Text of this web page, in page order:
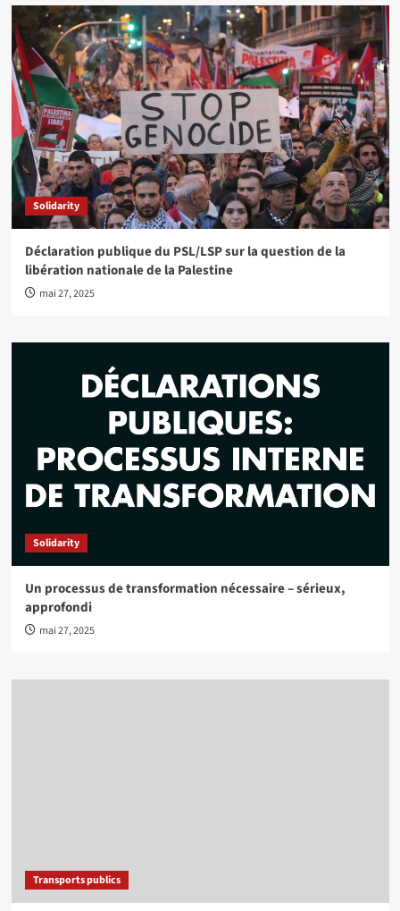
Solidarity
Déclaration publique du PSL/LSP sur la question de la
libération nationale de la Palestine
mai 27, 2025
Solidarity
Un processus de transformation nécessaire – sérieux,
approfondi
mai 27, 2025
Transports publics